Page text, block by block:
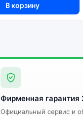
В корзину
Фирменная гарантия
Официальный сервис и